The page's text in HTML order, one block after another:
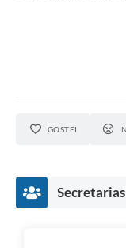
GOSTEI